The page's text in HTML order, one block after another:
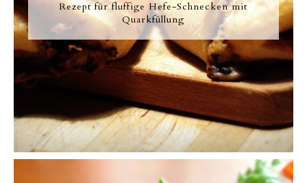
Rezept für fluffige Hefe-Schnecken mit
Quarkfüllung